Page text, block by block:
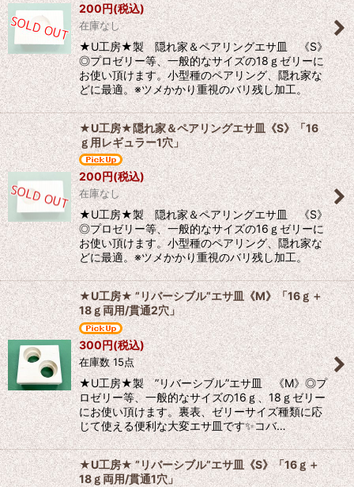
並び順:
絞り込む
200円(税込)
在庫なし
★U工房★製 隠れ家＆ペアリングエサ皿 《S》
◎プロゼリー等、一般的なサイズの18ｇゼリーに
お使い頂けます。小型種のペアリング、隠れ家な
どに最適。※ツメかかり重視のバリ残し加工。
★U工房★隠れ家＆ペアリングエサ皿《S》「16
ｇ用レギュラー1穴」
200円(税込)
在庫なし
★U工房★製 隠れ家＆ペアリングエサ皿 《S》
◎プロゼリー等、一般的なサイズの16ｇゼリーに
お使い頂けます。小型種のペアリング、隠れ家な
どに最適。※ツメかかり重視のバリ残し加工。
★U工房★ ”リバーシブル”エサ皿《M》「16ｇ＋
18ｇ両用/貫通2穴」
300円(税込)
在庫数 15点
★U工房★製 ”リバーシブル”エサ皿 《M》◎プ
ロゼリー等、一般的なサイズの16ｇ、18ｇゼリー
にお使い頂けます。裏表、ゼリーサイズ種類に応
じて使える便利な大変エサ皿です✨コバ…
★U工房★ ”リバーシブル”エサ皿《S》「16ｇ＋
18ｇ両用/貫通1穴」